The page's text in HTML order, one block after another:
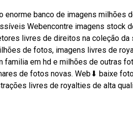
banco de imagens milhões
Webencontre imagens stock
livres de direitos na coleção
de fotos, imagens livres de
familia em hd e milhões de outras
de fotos novas. Web⬇ baixe
livres de royalties de alta